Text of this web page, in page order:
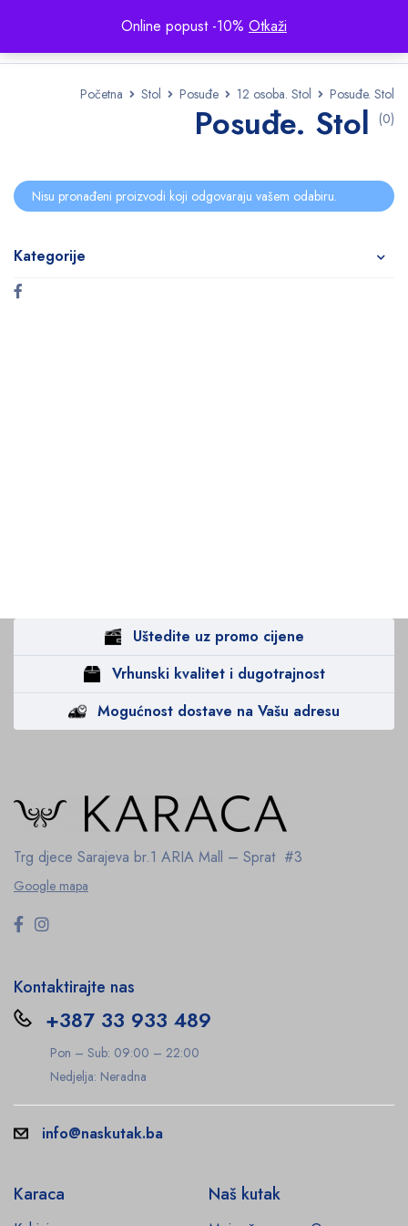
Online popust -10% Otkaži
Početna Stol Posuđe 12 osoba. Stol Posuđe. Stol
Posuđe. Stol (0)
Kategorije
Nisu pronađeni proizvodi koji odgovaraju vašem odabiru.
Uštedite uz promo cijene
Vrhunski kvalitet i dugotrajnost
Mogućnost dostave na Vašu adresu
Trg djece Sarajeva br.1 ARIA Mall – Sprat #3
Google mapa
Kontaktirajte nas
+387 33 933 489
Pon – Sub: 09:00 – 22:00
Nedjelja: Neradna
info@naskutak.ba
Karaca Naš kutak